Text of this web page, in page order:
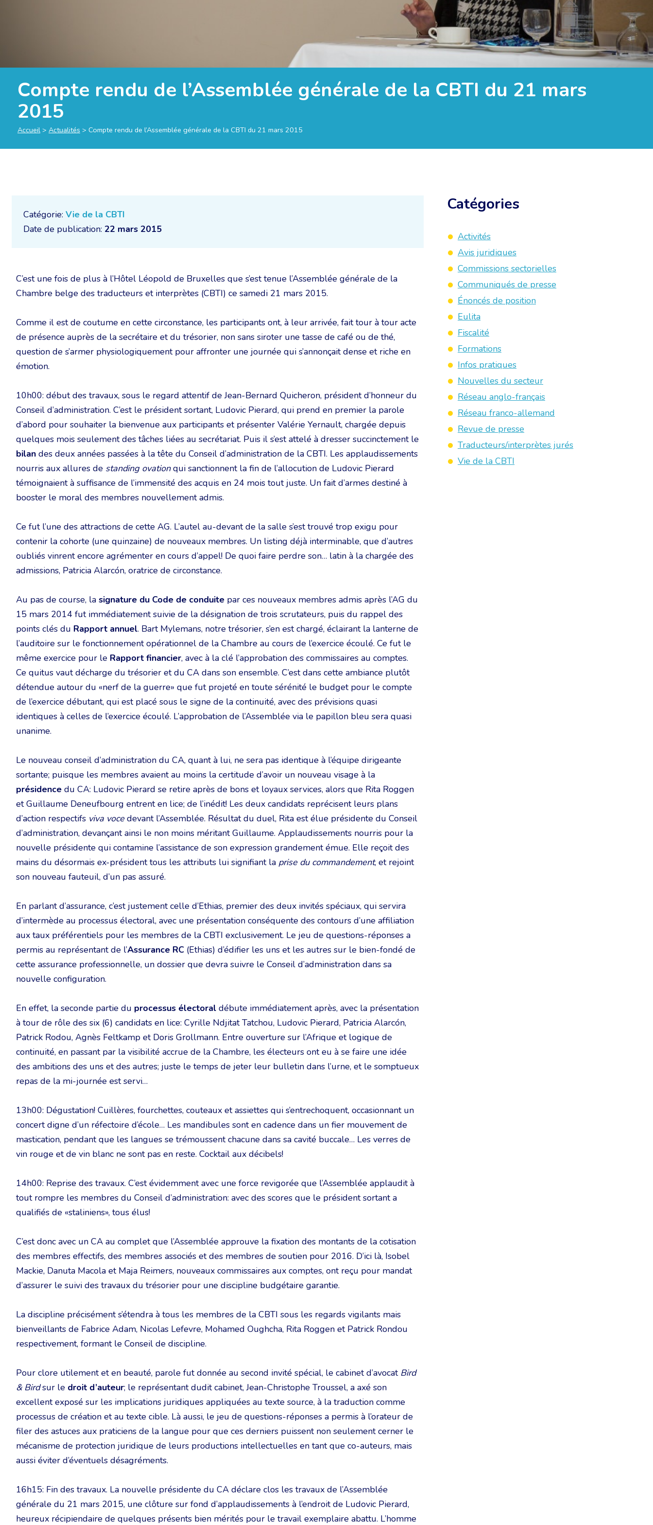
Compte rendu de l’Assemblée générale de la CBTI du 21 mars
2015
Accueil > Actualités > Compte rendu de l’Assemblée générale de la CBTI du 21 mars 2015
Catégorie: Vie de la CBTI
Date de publication: 22 mars 2015
C’est une fois de plus à l’Hôtel Léopold de Bruxelles que s’est tenue l’Assemblée générale de la
Chambre belge des traducteurs et interprètes (CBTI) ce samedi 21 mars 2015.
Comme il est de coutume en cette circonstance, les participants ont, à leur arrivée, fait tour à tour acte
de présence auprès de la secrétaire et du trésorier, non sans siroter une tasse de café ou de thé,
question de s’armer physiologiquement pour affronter une journée qui s’annonçait dense et riche en
émotion.
10h00: début des travaux, sous le regard attentif de Jean-Bernard Quicheron, président d’honneur du
Conseil d’administration. C’est le président sortant, Ludovic Pierard, qui prend en premier la parole
d’abord pour souhaiter la bienvenue aux participants et présenter Valérie Yernault, chargée depuis
quelques mois seulement des tâches liées au secrétariat. Puis il s’est attelé à dresser succinctement le
bilan des deux années passées à la tête du Conseil d’administration de la CBTI. Les applaudissements
nourris aux allures de standing ovationqui sanctionnent la fin de l’allocution de Ludovic Pierard
témoignaient à suffisance de l’immensité des acquis en 24 mois tout juste. Un fait d’armes destiné à
booster le moral des membres nouvellement admis.
Ce fut l’une des attractions de cette AG. L’autel au-devant de la salle s’est trouvé trop exigu pour
contenir la cohorte (une quinzaine) de nouveaux membres. Un listing déjà interminable, que d’autres
oubliés vinrent encore agrémenter en cours d’appel! De quoi faire perdre son… latin à la chargée des
admissions, Patricia Alarcón, oratrice de circonstance.
Au pas de course, la signature du Code de conduite par ces nouveaux membres admis après l’AG du
15 mars 2014 fut immédiatement suivie de la désignation de trois scrutateurs, puis du rappel des
points clés du Rapport annuel. Bart Mylemans, notre trésorier, s’en est chargé, éclairant la lanterne de
l’auditoire sur le fonctionnement opérationnel de la Chambre au cours de l’exercice écoulé. Ce fut le
même exercice pour le Rapport financier, avec à la clé l’approbation des commissaires au comptes.
Ce quitus vaut décharge du trésorier et du CA dans son ensemble. C’est dans cette ambiance plutôt
détendue autour du «nerf de la guerre» que fut projeté en toute sérénité le budget pour le compte
de l’exercice débutant, qui est placé sous le signe de la continuité, avec des prévisions quasi
identiques à celles de l’exercice écoulé. L’approbation de l’Assemblée via le papillon bleu sera quasi
unanime.
Le nouveau conseil d’administration du CA, quant à lui, ne sera pas identique à l’équipe dirigeante
sortante; puisque les membres avaient au moins la certitude d’avoir un nouveau visage à la
présidence du CA: Ludovic Pierard se retire après de bons et loyaux services, alors que Rita Roggen
et Guillaume Deneufbourg entrent en lice; de l’inédit! Les deux candidats reprécisent leurs plans
d’action respectifs viva vocedevant l’Assemblée. Résultat du duel, Rita est élue présidente du Conseil
d’administration, devançant ainsi le non moins méritant Guillaume. Applaudissements nourris pour la
nouvelle présidente qui contamine l’assistance de son expression grandement émue. Elle reçoit des
mains du désormais ex-président tous les attributs lui signifiant la prise du commandement, et rejoint
son nouveau fauteuil, d’un pas assuré.
En parlant d’assurance, c’est justement celle d’Ethias, premier des deux invités spéciaux, qui servira
d’intermède au processus électoral, avec une présentation conséquente des contours d’une affiliation
aux taux préférentiels pour les membres de la CBTI exclusivement. Le jeu de questions-réponses a
permis au représentant de l’Assurance RC (Ethias) d’édifier les uns et les autres sur le bien-fondé de
cette assurance professionnelle, un dossier que devra suivre le Conseil d’administration dans sa
nouvelle configuration.
En effet, la seconde partie du processus électoral débute immédiatement après, avec la présentation
à tour de rôle des six (6) candidats en lice: Cyrille Ndjitat Tatchou, Ludovic Pierard, Patricia Alarcón,
Patrick Rodou, Agnès Feltkamp et Doris Grollmann. Entre ouverture sur l’Afrique et logique de
continuité, en passant par la visibilité accrue de la Chambre, les électeurs ont eu à se faire une idée
des ambitions des uns et des autres; juste le temps de jeter leur bulletin dans l’urne, et le somptueux
repas de la mi-journée est servi…
13h00: Dégustation! Cuillères, fourchettes, couteaux et assiettes qui s’entrechoquent, occasionnant un
concert digne d’un réfectoire d’école… Les mandibules sont en cadence dans un fier mouvement de
mastication, pendant que les langues se trémoussent chacune dans sa cavité buccale… Les verres de
vin rouge et de vin blanc ne sont pas en reste. Cocktail aux décibels!
14h00: Reprise des travaux. C’est évidemment avec une force revigorée que l’Assemblée applaudit à
tout rompre les membres du Conseil d’administration: avec des scores que le président sortant a
qualifiés de «staliniens», tous élus!
C’est donc avec un CA au complet que l’Assemblée approuve la fixation des montants de la cotisation
des membres effectifs, des membres associés et des membres de soutien pour 2016. D’ici là, Isobel
Mackie, Danuta Macola et Maja Reimers, nouveaux commissaires aux comptes, ont reçu pour mandat
d’assurer le suivi des travaux du trésorier pour une discipline budgétaire garantie.
La discipline précisément s’étendra à tous les membres de la CBTI sous les regards vigilants mais
bienveillants de Fabrice Adam, Nicolas Lefevre, Mohamed Oughcha, Rita Roggen et Patrick Rondou
respectivement, formant le Conseil de discipline.
Pour clore utilement et en beauté, parole fut donnée au second invité spécial, le cabinet d’avocat Bird
& Birdsur le droit d’auteur; le représentant dudit cabinet, Jean-Christophe Troussel, a axé son
excellent exposé sur les implications juridiques appliquées au texte source, à la traduction comme
processus de création et au texte cible. Là aussi, le jeu de questions-réponses a permis à l’orateur de
filer des astuces aux praticiens de la langue pour que ces derniers puissent non seulement cerner le
mécanisme de protection juridique de leurs productions intellectuelles en tant que co-auteurs, mais
aussi éviter d’éventuels désagréments.
16h15: Fin des travaux. La nouvelle présidente du CA déclare clos les travaux de l’Assemblée
générale du 21 mars 2015, une clôture sur fond d’applaudissements à l’endroit de Ludovic Pierard,
heureux récipiendaire de quelques présents bien mérités pour le travail exemplaire abattu. L’homme
Catégories
Activités
Avis juridiques
Commissions sectorielles
Communiqués de presse
Énoncés de position
Eulita
Fiscalité
Formations
Infos pratiques
Nouvelles du secteur
Réseau anglo-français
Réseau franco-allemand
Revue de presse
Traducteurs/interprètes jurés
Vie de la CBTI